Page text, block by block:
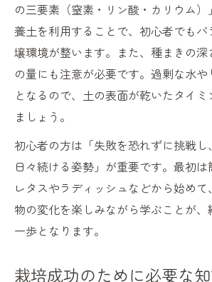
の三要素（窒素・リン酸・カリウム
養土を利用することで、初心者でも
壌環境が整います。また、種まきの深
の量にも注意が必要です。過剰な水
となるので、土の表面が乾いたタイ
ましょう。
初心者の方は「失敗を恐れずに挑戦し
日々続ける姿勢」が重要です。最初は
レタスやラディッシュなどから始め
物の変化を楽しみながら学ぶことが
一歩となります。
栽培成功のために必要な